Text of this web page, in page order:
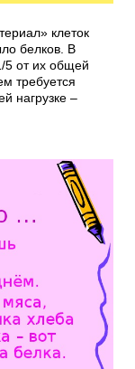
клеток
белков. В
5 от их общей
требуется
нагрузке –